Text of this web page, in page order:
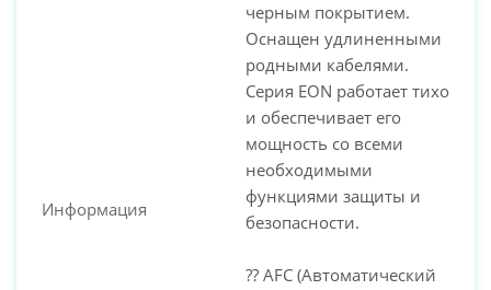
Информация
черным покрытием.
Оснащен удлиненными
родными кабелями.
Серия EON работает тихо
и обеспечивает его
мощность со всеми
необходимыми
функциями защиты и
безопасности.
?? AFC (Автоматический